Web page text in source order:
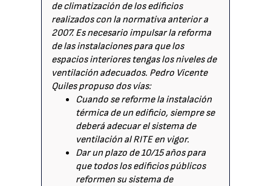
de climatización de los edificios
realizados con la normativa anterior a
2007. Es necesario impulsar la reforma
de las instalaciones para que los
espacios interiores tengas los niveles de
ventilación adecuados. Pedro Vicente
Quiles propuso dos vías:
Cuando se reforme la instalación
térmica de un edificio, siempre se
deberá adecuar el sistema de
ventilación al RITE en vigor.
Dar un plazo de 10/15 años para
que todos los edificios públicos
reformen su sistema de